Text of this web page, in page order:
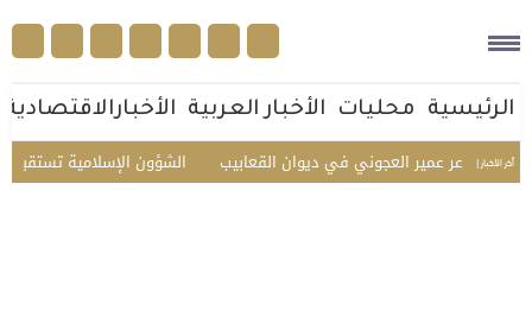
الرئيسية محليات الأخبار العربية الأخبارالاقتصادية
أخر الأخبار | الشؤون الإسلامية تستقبل ضيوف عمير العجوني في ديوان القعابيب